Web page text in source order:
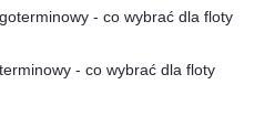
- co wybrać dla floty